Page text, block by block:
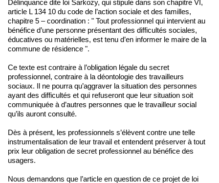
Délinquance dite loi Sarkozy, qui stipule dans son chapitre VI,
article L 134 10 du code de l’action sociale et des familles,
chapitre 5 – coordination : " Tout professionnel qui intervient au
bénéfice d’une personne présentant des difficultés sociales,
éducatives ou matérielles, est tenu d’en informer le maire de la
commune de résidence ".
Ce texte est contraire à l’obligation légale du secret
professionnel, contraire à la déontologie des travailleurs
sociaux. Il ne pourra qu’aggraver la situation des personnes
ayant des difficultés et qui refuseront que leur situation soit
communiquée à d’autres personnes que le travailleur social
qu’ils auront consulté.
Dès à présent, les professionnels s’élèvent contre une telle
instrumentalisation de leur travail et entendent préserver à tout
prix leur obligation de secret professionnel au bénéfice des
usagers.
Nous demandons que l’article en question de ce projet de loi